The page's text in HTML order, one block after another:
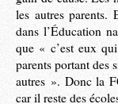
les autres parents.
dans l’Éducation
que « c’est eux
parents portant des
autres ». Donc la
car il reste des